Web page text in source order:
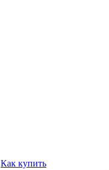
Как купить